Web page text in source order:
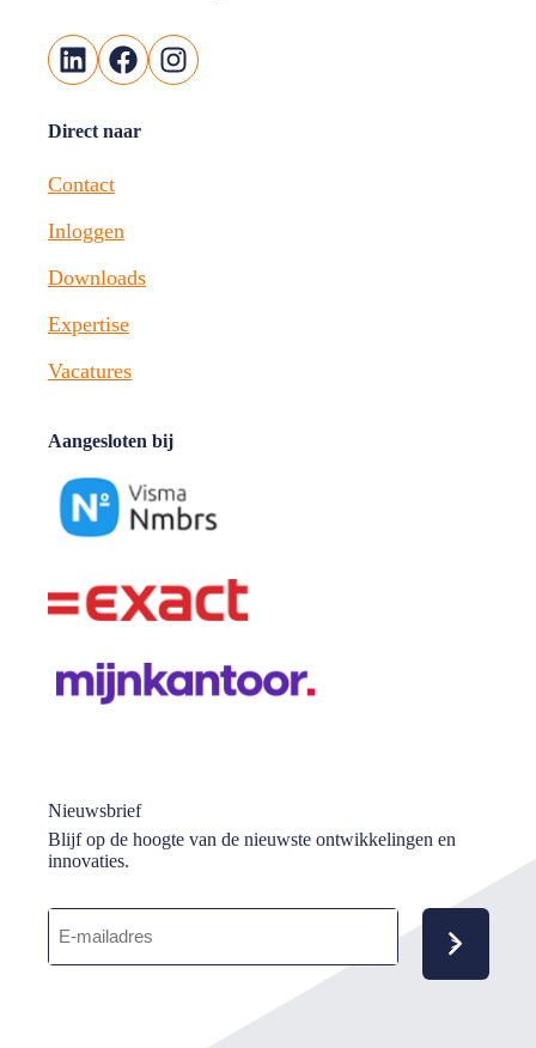
LinkedIn
FacebookInstagram
Direct naar
Contact
Inloggen
Downloads
Expertise
Vacatures
Aangesloten bij
Nieuwsbrief
Blijf op de hoogte van de nieuwste ontwikkelingen en
innovaties.
E-
mailadres
(Vereist)